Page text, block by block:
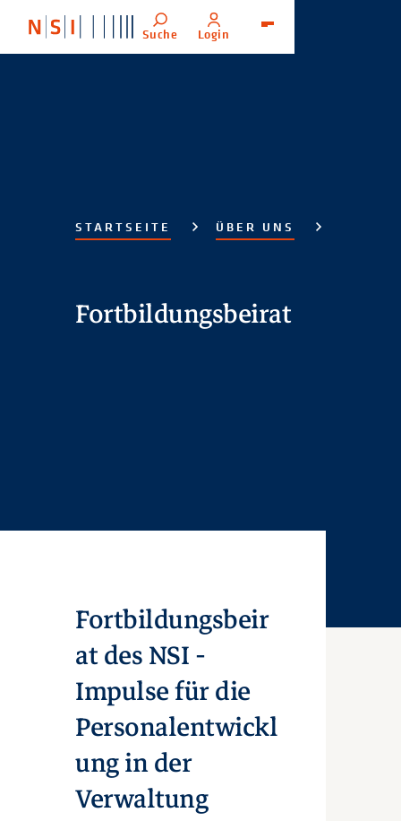
Suche Login
STARTSEITE ÜBER UNS
Fortbildungsbeirat
Fortbildungsbeir
at des NSI -
Impulse für die
Personalentwickl
ung in der
Verwaltung